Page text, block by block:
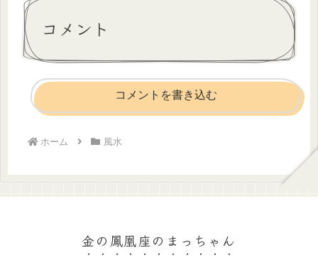
コメント
コメントを書き込む
ホーム 風水
金の鳳凰座のまっちゃん